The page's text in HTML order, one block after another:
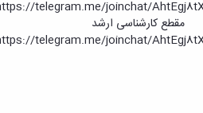
telegram.me/joinchat/
مقطع کارشناسی ارشد
telegram.me/joinchat/